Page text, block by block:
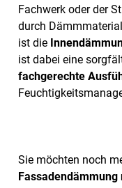
Fachwerk oder der
durch
ist die
ist dabei eine
fachgerechte
Sie möchten noch